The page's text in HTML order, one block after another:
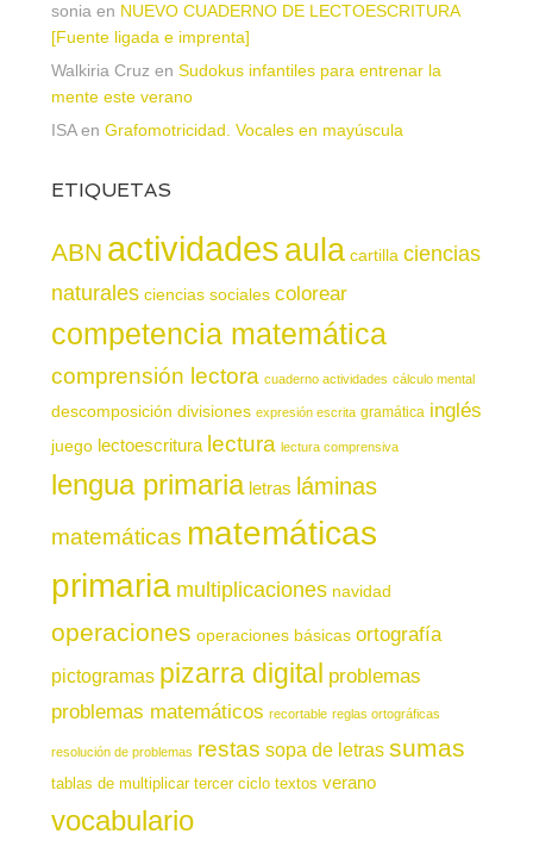
sonia en NUEVO CUADERNO DE LECTOESCRITURA
[Fuente ligada e imprenta]
Walkiria Cruz en Sudokus infantiles para entrenar la
mente este verano
ISAen Grafomotricidad. Vocales en mayúscula
ETIQUETAS
ABN actividadesaula cartilla ciencias
naturales ciencias sociales colorear
competencia matemática
comprensión lectora cuaderno actividades cálculo mental
descomposición divisiones expresión escrita gramática inglés
juego lectoescritura lectura lectura comprensiva
lengua primaria letras láminas
matemáticas matemáticas
primaria multiplicaciones navidad
operaciones operaciones básicas ortografía
pictogramas pizarra digital problemas
problemas matemáticos recortable reglas ortográficas
resolución de problemas restas sopa de letras sumas
tablas de multiplicar tercer ciclo textos verano
vocabulario